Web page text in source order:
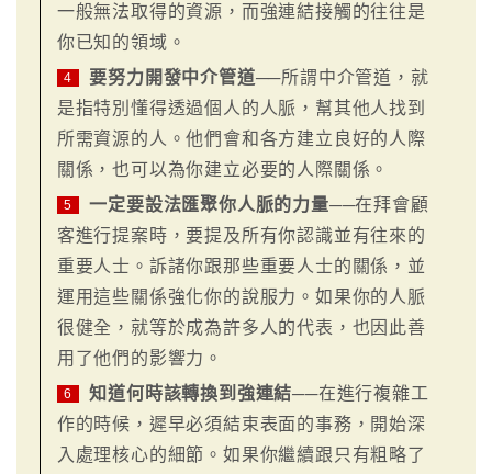
一般無法取得的資源，而強連結接觸的往往是
你已知的領域。
4 要努力開發中介管道──所謂中介管道，就
是指特別懂得透過個人的人脈，幫其他人找到
所需資源的人。他們會和各方建立良好的人際
關係，也可以為你建立必要的人際關係。
5 一定要設法匯聚你人脈的力量──在拜會顧
客進行提案時，要提及所有你認識並有往來的
重要人士。訴諸你跟那些重要人士的關係，並
運用這些關係強化你的說服力。如果你的人脈
很健全，就等於成為許多人的代表，也因此善
用了他們的影響力。
6 知道何時該轉換到強連結──在進行複雜工
作的時候，遲早必須結束表面的事務，開始深
入處理核心的細節。如果你繼續跟只有粗略了